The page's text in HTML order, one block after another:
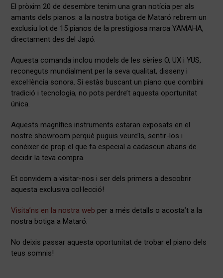
El pròxim 20 de desembre tenim una gran notícia per als
amants dels pianos: a la nostra botiga de Mataró rebrem un
exclusiu lot de 15 pianos de la prestigiosa marca YAMAHA,
directament des del Japó.
Aquesta comanda inclou models de les sèries O, UX i YUS,
reconeguts mundialment per la seva qualitat, disseny i
excel·lència sonora. Si estàs buscant un piano que combini
tradició i tecnologia, no pots perdre’t aquesta oportunitat
única.
Aquests magnífics instruments estaran exposats en el
nostre showroom perquè puguis veure’ls, sentir-los i
conèixer de prop el que fa especial a cadascun abans de
decidir la teva compra.
Et convidem a visitar-nos i ser dels primers a descobrir
aquesta exclusiva col·lecció!
Visita’ns en la nostra web per a més detalls o acosta’t a la
nostra botiga a Mataró.
No deixis passar aquesta oportunitat de trobar el piano dels
teus somnis!